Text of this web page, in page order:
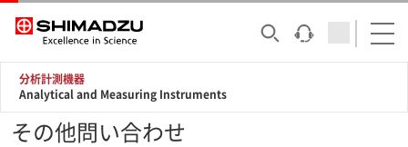
分析計測機器
Analytical and Measuring Instruments
その他問い合わせ